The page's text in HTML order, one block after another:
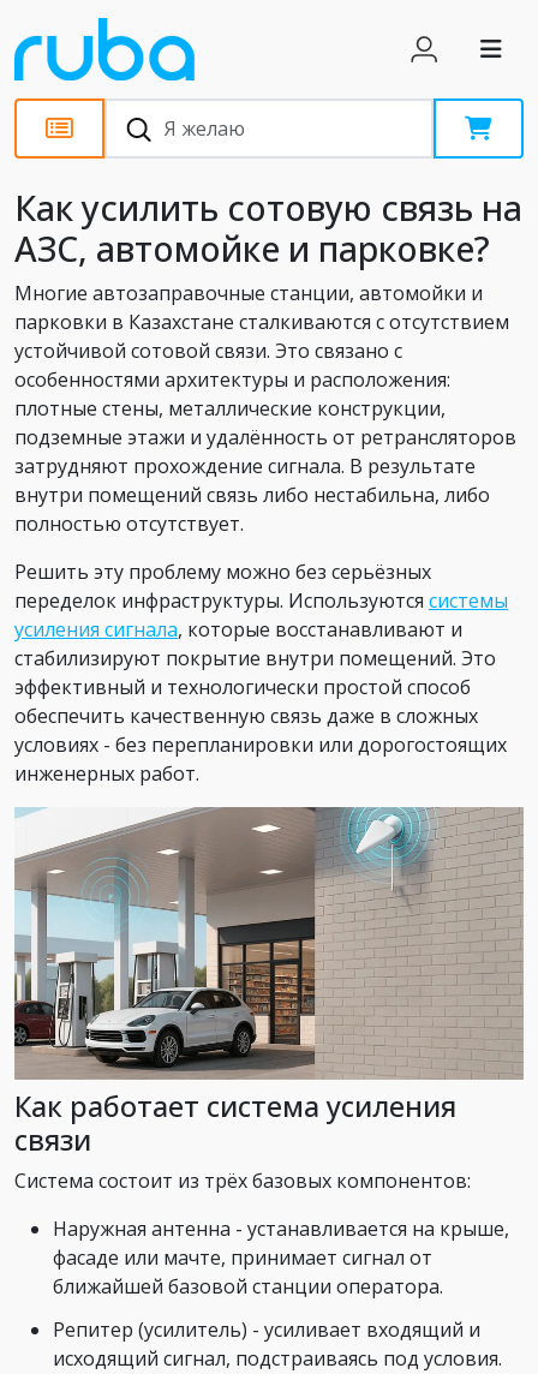
Статьи
Как усилить сотовую связь на
АЗС, автомойке и парковке?
Многие автозаправочные станции, автомойки и
парковки в Казахстане сталкиваются с отсутствием
устойчивой сотовой связи. Это связано с
особенностями архитектуры и расположения:
плотные стены, металлические конструкции,
подземные этажи и удалённость от ретрансляторов
затрудняют прохождение сигнала. В результате
внутри помещений связь либо нестабильна, либо
полностью отсутствует.
Решить эту проблему можно без серьёзных
переделок инфраструктуры. Используются системы
усиления сигнала, которые восстанавливают и
стабилизируют покрытие внутри помещений. Это
эффективный и технологически простой способ
обеспечить качественную связь даже в сложных
условиях - без перепланировки или дорогостоящих
инженерных работ.
Как работает система усиления
связи
Система состоит из трёх базовых компонентов:
Наружная антенна - устанавливается на крыше,
фасаде или мачте, принимает сигнал от
ближайшей базовой станции оператора.
Репитер (усилитель) - усиливает входящий и
исходящий сигнал, подстраиваясь под условия.